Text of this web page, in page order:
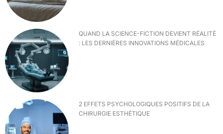
QUAND LA SCIENCE-FICTION DEVIENT RÉALITÉ
: LES DERNIÈRES INNOVATIONS MÉDICALES
2 EFFETS PSYCHOLOGIQUES POSITIFS DE LA
CHIRURGIE ESTHÉTIQUE